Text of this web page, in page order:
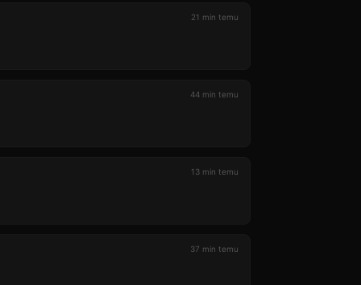
21 min temu
44 min temu
13 min temu
37 min temu